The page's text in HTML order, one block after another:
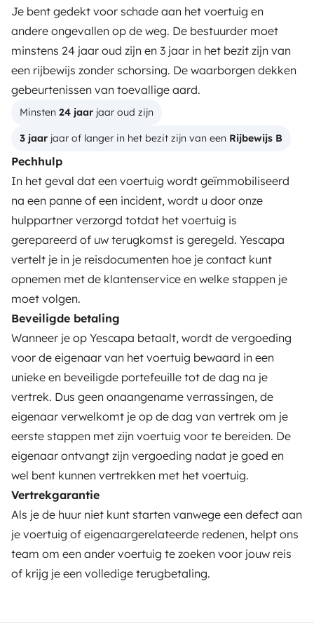
Je bent gedekt voor schade aan het voertuig en
andere ongevallen op de weg. De bestuurder moet
minstens 24 jaar oud zijn en 3 jaar in het bezit zijn van
een rijbewijs zonder schorsing. De waarborgen dekken
gebeurtenissen van toevallige aard.
Minsten 24 jaar jaar oud zijn
3 jaar jaar of langer in het bezit zijn van een Rijbewijs B
Pechhulp
In het geval dat een voertuig wordt geïmmobiliseerd
na een panne of een incident, wordt u door onze
hulppartner verzorgd totdat het voertuig is
gerepareerd of uw terugkomst is geregeld. Yescapa
vertelt je in je reisdocumenten hoe je contact kunt
opnemen met de klantenservice en welke stappen je
moet volgen.
Beveiligde betaling
Wanneer je op Yescapa betaalt, wordt de vergoeding
voor de eigenaar van het voertuig bewaard in een
unieke en beveiligde portefeuille tot de dag na je
vertrek. Dus geen onaangename verrassingen, de
eigenaar verwelkomt je op de dag van vertrek om je
eerste stappen met zijn voertuig voor te bereiden. De
eigenaar ontvangt zijn vergoeding nadat je goed en
wel bent kunnen vertrekken met het voertuig.
Vertrekgarantie
Als je de huur niet kunt starten vanwege een defect aan
je voertuig of eigenaargerelateerde redenen, helpt ons
team om een ander voertuig te zoeken voor jouw reis
of krijg je een volledige terugbetaling.
Hoe werkt huren en verhuren?
Een mobilhome huren
Je eerste stappen in de camperwereld
Reviews van huurders
Hulp voor huurders
CAMPEREIGENAREN
Plaats een advertentie
Huurcontract
Verzekering
Pechhulp
Hulp voor eigenaren
Beveiligde betaalmethoden
Betaling in meerdere termijnen
Download in
de App Store
Beschikbaar via
Google Play